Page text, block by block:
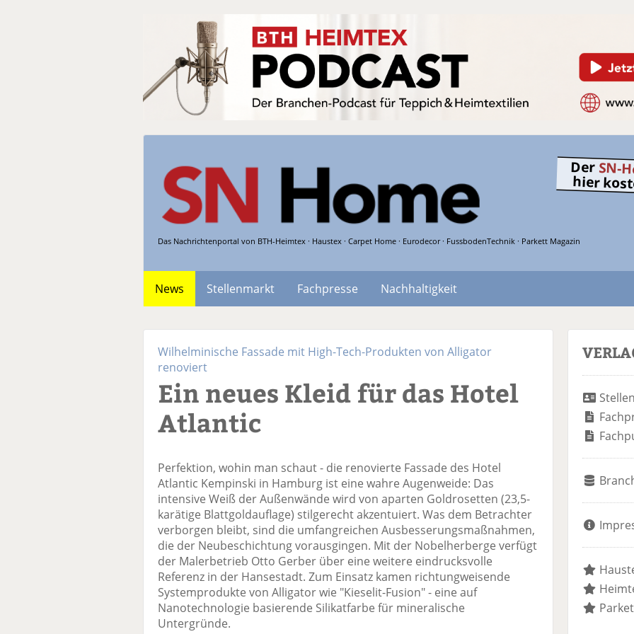
Das Nachrichtenportal von BTH-Heimtex · Haustex · Carpet Home · Eurodecor · FussbodenTechnik · Parkett Magazin
Der SN-
hier
News Stellenmarkt Fachpresse
Nachhaltigkeit
Wilhelminische Fassade mit High-Tech-Produkten von Alligator
renoviert
Ein neues Kleid für das Hotel
Atlantic
Perfektion, wohin man schaut - die renovierte Fassade des Hotel
Atlantic Kempinski in Hamburg ist eine wahre Augenweide: Das
intensive Weiß der Außenwände wird von aparten Goldrosetten (23,5-
karätige Blattgoldauflage) stilgerecht akzentuiert. Was dem Betrachter
verborgen bleibt, sind die umfangreichen Ausbesserungsmaßnahmen,
die der Neubeschichtung vorausgingen. Mit der Nobelherberge verfügt
der Malerbetrieb Otto Gerber über eine weitere eindrucksvolle
Referenz in der Hansestadt. Zum Einsatz kamen richtungweisende
Systemprodukte von Alligator wie "Kieselit-Fusion" - eine auf
Nanotechnologie basierende Silikatfarbe für mineralische
Untergründe.